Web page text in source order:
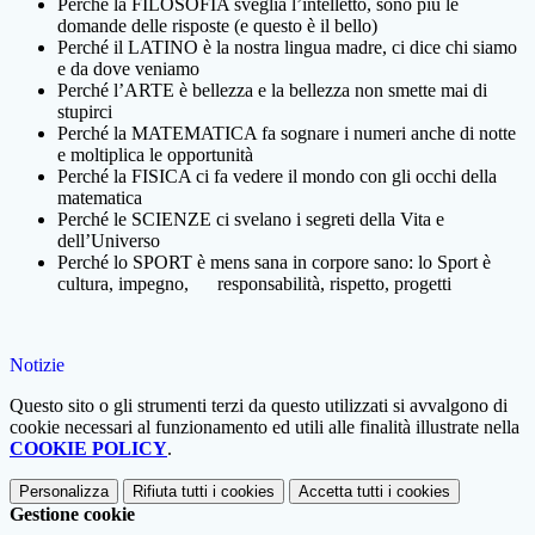
domande delle risposte (e questo è il bello)
Perché il LATINO è la nostra lingua madre, ci dice chi siamo
e da dove veniamo
Perché l’ARTE è bellezza e la bellezza non smette mai di
stupirci
Perché la MATEMATICA fa sognare i numeri anche di notte
e moltiplica le opportunità
Perché la FISICA ci fa vedere il mondo con gli occhi della
matematica
Perché le SCIENZE ci svelano i segreti della Vita e
dell’Universo
Perché lo SPORT è mens sana in corpore sano: lo Sport è
cultura, impegno, responsabilità, rispetto, progetti
Notizie
Questo sito o gli strumenti terzi da questo utilizzati si avvalgono di
cookie necessari al funzionamento ed utili alle finalità illustrate nella
COOKIE POLICY.
Personalizza Rifiuta tutti i cookies Accetta tutti i cookies
Gestione cookie